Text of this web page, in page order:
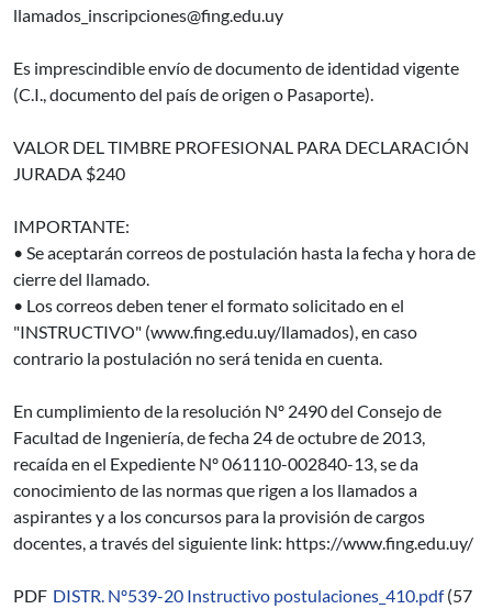
llamados_inscripciones@fing.edu.uy
Es imprescindible envío de documento de identidad vigente
(C.I., documento del país de origen o Pasaporte).
VALOR DEL TIMBRE PROFESIONAL PARA DECLARACIÓN
JURADA $240
IMPORTANTE:
• Se aceptarán correos de postulación hasta la fecha y hora de
cierre del llamado.
• Los correos deben tener el formato solicitado en el
"INSTRUCTIVO" (www.fing.edu.uy/llamados), en caso
contrario la postulación no será tenida en cuenta.
En cumplimiento de la resolución Nº 2490 del Consejo de
Facultad de Ingeniería, de fecha 24 de octubre de 2013,
recaída en el Expediente Nº 061110-002840-13, se da
conocimiento de las normas que rigen a los llamados a
aspirantes y a los concursos para la provisión de cargos
docentes, a través del siguiente link: https://www.fing.edu.uy/
PDF DISTR. Nº539-20 Instructivo postulaciones_410.pdf (57